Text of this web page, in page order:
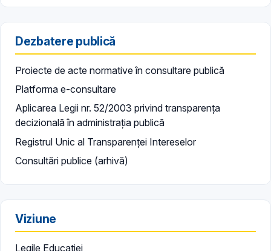
Dezbatere publică
Proiecte de acte normative în consultare publică
Platforma e-consultare
Aplicarea Legii nr. 52/2003 privind transparența
decizională în administrația publică
Registrul Unic al Transparenței Intereselor
Consultări publice (arhivă)
Viziune
Legile Educației